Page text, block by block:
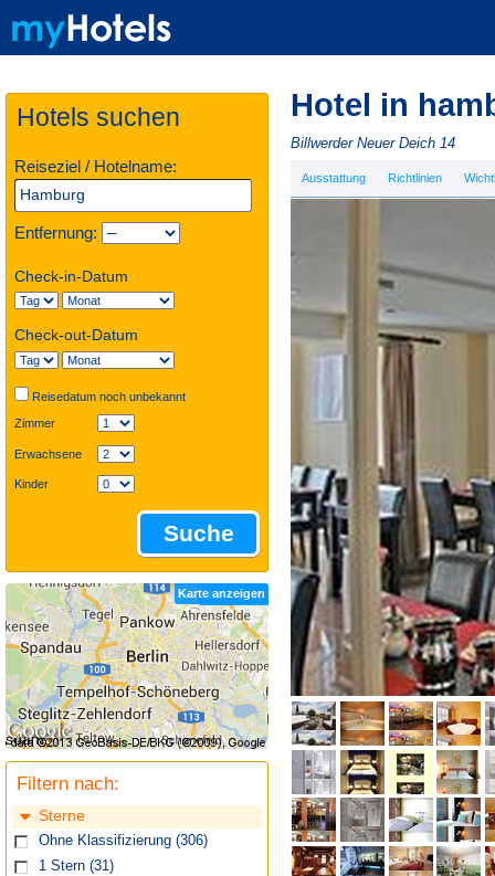
Hotels suchen
Reiseziel / Hotelname:
Entfernung:
Check-in-Datum
Check-out-Datum
Reisedatum noch unbekannt
Zimmer
Erwachsene
Kinder
Suche
Karte anzeigen
Filtern nach:
Sterne
Ohne Klassifizierung (306)
1 Stern (31)
Hotel in
Billwerder Neuer Deich 14
Ausstattung Richtlinien